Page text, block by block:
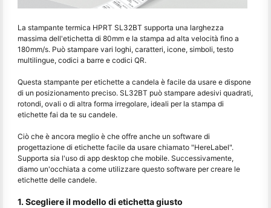
La stampante termica HPRT SL32BT supporta una larghezza
massima dell'etichetta di 80mm e la stampa ad alta velocità fino a
180mm/s. Può stampare vari loghi, caratteri, icone, simboli, testo
multilingue, codici a barre e codici QR.
Questa stampante per etichette a candela è facile da usare e dispone
di un posizionamento preciso. SL32BT può stampare adesivi quadrati,
rotondi, ovali o di altra forma irregolare, ideali per la stampa di
etichette fai da te su candele.
Ciò che è ancora meglio è che offre anche un software di
progettazione di etichette facile da usare chiamato "HereLabel".
Supporta sia l'uso di app desktop che mobile. Successivamente,
diamo un'occhiata a come utilizzare questo software per creare le
etichette delle candele.
1. Scegliere il modello di etichetta giusto